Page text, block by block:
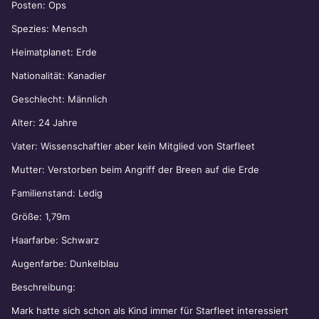
Posten: Ops
Spezies: Mensch
Heimatplanet: Erde
Nationalität: Kanadier
Geschlecht: Männlich
Alter: 24 Jahre
Vater: Wissenschaftler aber kein Mitglied von Starfleet
Mutter: Verstorben beim Angriff der Breen auf die Erde
Familienstand: Ledig
Größe: 1,79m
Haarfarbe: Schwarz
Augenfarbe: Dunkelblau
Beschreibung:
Mark hatte sich schon als Kind immer für Starfleet interessiert